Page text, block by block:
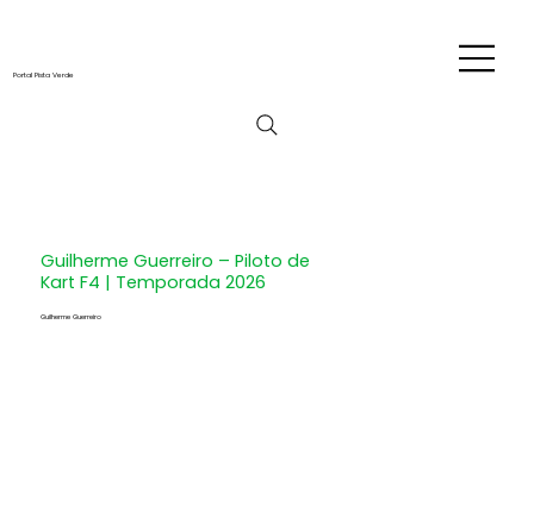
Portal Pista Verde
Guilherme Guerreiro – Piloto de
Kart F4 | Temporada 2026
Guilherme Guerreiro